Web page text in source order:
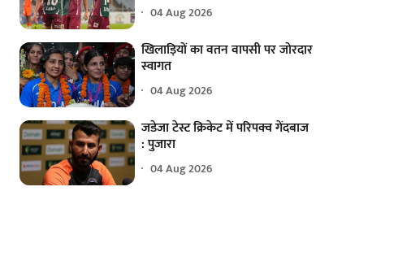
04 Aug 2026
खिलाड़ियों का वतन वापसी पर जोरदार
स्वागत
04 Aug 2026
जडेजा टेस्ट क्रिकेट में परिपक्व गेंदबाज
: पुजारा
04 Aug 2026